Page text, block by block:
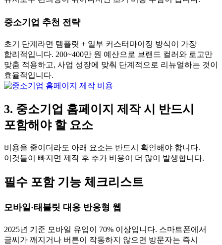
중소기업 추천 전략
초기 단계라면 템플릿 + 일부 커스터마이징 방식이 가장
합리적입니다. 200~400만 원 예산으로 브랜드 컬러와 로고만
맞춤 적용하고, 사업 성장에 맞춰 단계적으로 리뉴얼하는 것이
효율적입니다.
3. 중소기업 홈페이지 제작 시 반드시
포함해야 할 요소
비용을 줄이더라도 아래 요소는 반드시 확인해야 합니다.
이것들이 빠지면 제작 후 추가 비용이 더 많이 발생합니다.
필수 포함 기능 체크리스트
모바일·태블릿 대응 반응형 웹
2025년 기준 모바일 유입이 70% 이상입니다. 스마트폰에서
글씨가 깨지거나 버튼이 작동하지 않으면 방문자는 즉시